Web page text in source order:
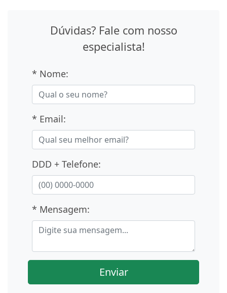
Dúvidas? Fale com nosso
especialista!
* Nome:
* Email:
DDD + Telefone:
* Mensagem:
Enviar